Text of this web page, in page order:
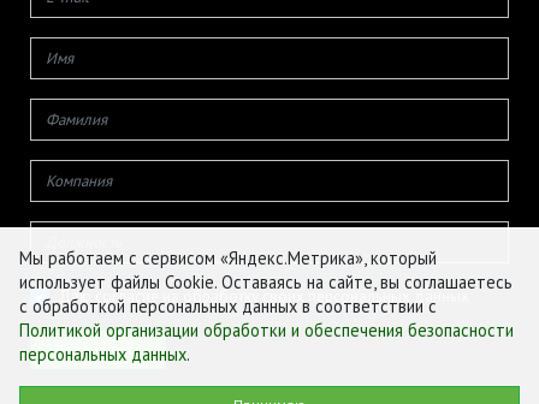
Даю согласие на обработку своих персональных данных
Мы работаем с сервисом «Яндекс.Метрика», который
использует файлы Cookie. Оставаясь на сайте, вы соглашаетесь
с обработкой персональных данных в соответствии с
Политикой организации обработки и обеспечения безопасности
персональных данных.